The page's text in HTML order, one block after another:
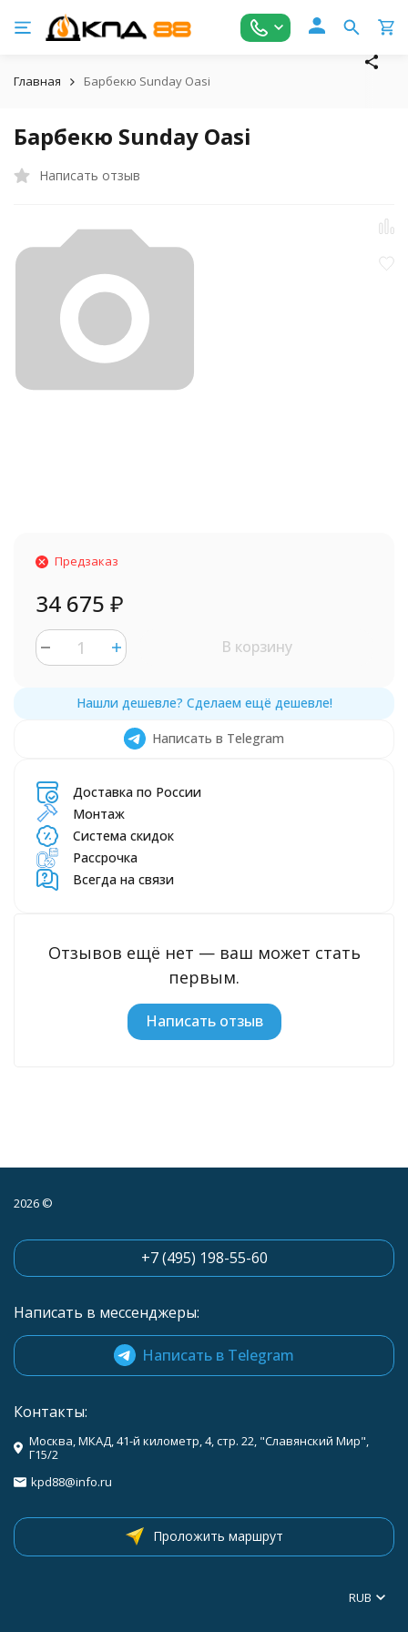
Главная Барбекю Sunday Oasi
Барбекю Sunday Oasi
Написать отзыв
Предзаказ
34 675 ₽
В корзину
Написать в Telegram
Доставка по России
Монтаж
Система скидок
Рассрочка
Всегда на связи
Отзывов ещё нет — ваш может стать
первым.
Написать отзыв
2026 ©
+7 (495) 198-55-60
Написать в мессенджеры:
Написать в Telegram
Контакты:
Москва, МКАД, 41-й километр, 4, стр. 22, "Славянский Мир",
Г15/2
kpd88@info.ru
Проложить маршрут
RUB